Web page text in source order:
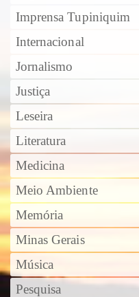
Imprensa Tupiniquim
Internacional
Jornalismo
Justiça
Leseira
Literatura
Medicina
Meio Ambiente
Memória
Minas Gerais
Música
Pesquisa